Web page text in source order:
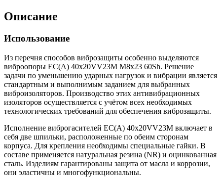
Описание
Использование
Из перечня способов виброзащиты особенно выделяются
виброопоры EC(A) 40x20VV23M M8x23 60Sh. Решение
задачи по уменьшению ударных нагрузок и вибрации является
стандартным и выполнимым заданием для выбранных
виброизоляторов. Производство этих антивибрационных
изоляторов осуществляется с учётом всех необходимых
технологических требований для обеспечения виброзащиты.
Исполнение виброгасителей EC(A) 40x20VV23M включает в
себя две шпильки, расположенные по обеим сторонам
корпуса. Для крепления необходимы специальные гайки. В
составе применяется натуральная резина (NR) и оцинкованная
сталь. Изделиям гарантированы защита от масла и коррозии,
они эластичны и многофункциональны.